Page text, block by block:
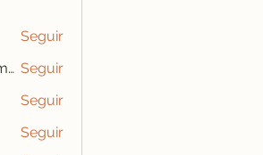
Seguir
cocomelon nursery rhymes Seguir
Seguir
Seguir